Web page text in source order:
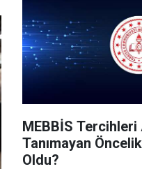
MEBBİS Tercihleri
Tanımayan
Oldu?